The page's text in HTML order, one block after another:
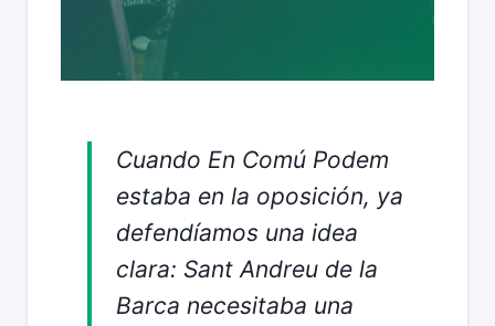
Cuando En Comú Podem
estaba en la oposición, ya
defendíamos una idea
clara: Sant Andreu de la
Barca necesitaba una